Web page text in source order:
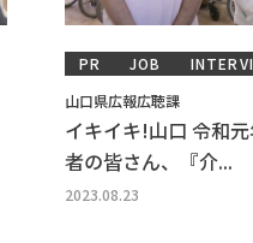
PR JOB
山口県広報広聴課
イキイキ!山口 令和
者の皆さん、『介...
2023.08.23